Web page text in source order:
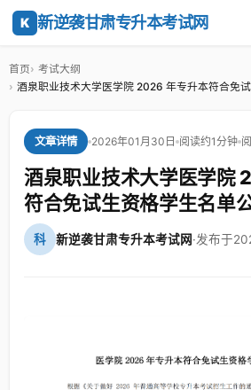
K 新逆袭甘肃专升本考试网
首页
考试大纲
酒泉职业技术大学医学院 2026 年专升本符合免
文章详情 2026年01月30日 阅读约1分钟
酒泉职业技术大学医学院
符合免试生资格学生名单
科 新逆袭甘肃专升本考试网·发布于